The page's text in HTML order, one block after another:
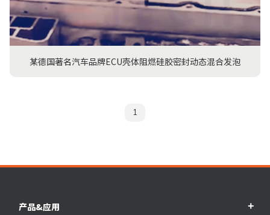
某德国著名汽车品牌ECU壳体阻燃硅胶密封动态混合发泡
1
+
产品&应用